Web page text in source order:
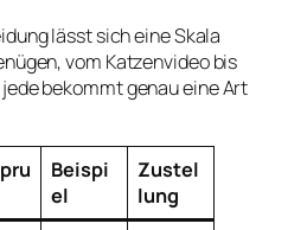
lässt sich eine Skala
vom Katzenvideo bis
bekommt genau eine Art
Beispi
el
Zustel
lung